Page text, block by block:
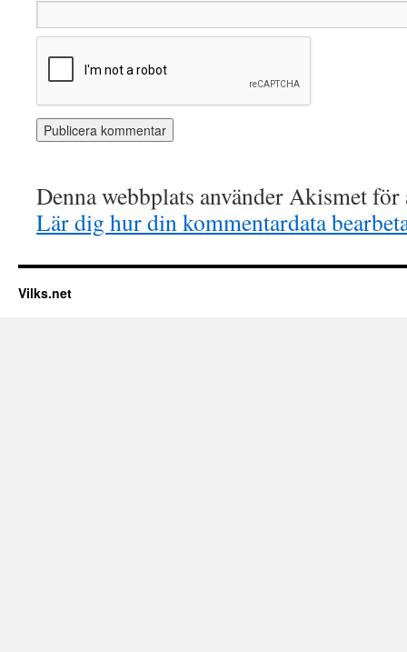
Denna webbplats använder Akismet
Lär dig hur din kommentardata
Vilks.net